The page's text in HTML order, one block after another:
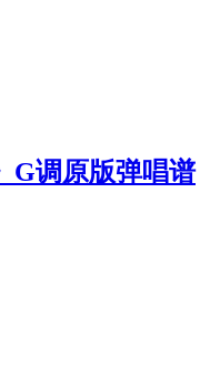
G调原版弹唱谱